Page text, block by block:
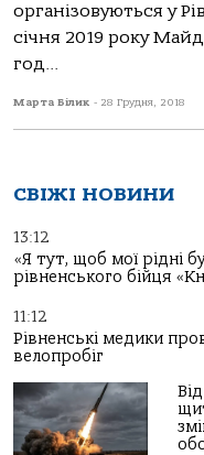
організовуються у
січня 2019 року
год...
Марта Білик - 28 Грудня, 2018
СВІЖІ НОВИНИ
13:12
«Я тут, щоб мої рідні
рівненського бійця
11:12
Рівненські медики
велопробіг